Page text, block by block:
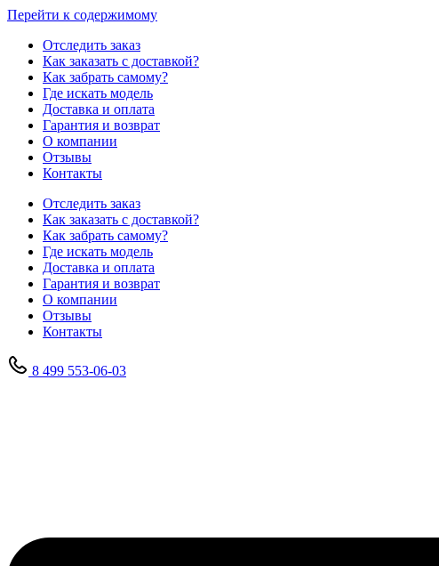
Перейти к содержимому
Отследить заказ
Как заказать с доставкой?
Как забрать самому?
Где искать модель
Доставка и оплата
Гарантия и возврат
О компании
Отзывы
Контакты
Отследить заказ
Как заказать с доставкой?
Как забрать самому?
Где искать модель
Доставка и оплата
Гарантия и возврат
О компании
Отзывы
Контакты
8 499 553-06-03